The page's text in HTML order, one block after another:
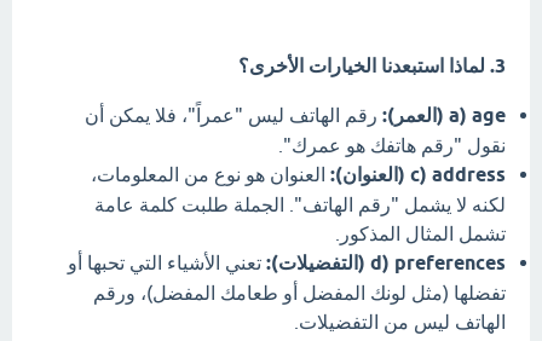
3. لماذا استبعدنا الخيارات الأخرى؟
a) age (العمر):
رقم الهاتف ليس "عمراً"، فلا يمكن أن
نقول "رقم هاتفك هو عمرك".
c) address (العنوان):
العنوان هو نوع من المعلومات،
لكنه لا يشمل "رقم الهاتف". الجملة طلبت كلمة عامة
تشمل المثال المذكور.
d) preferences (التفضيلات):
تعني الأشياء التي تحبها أو
تفضلها (مثل لونك المفضل أو طعامك المفضل)، ورقم
الهاتف ليس من التفضيلات.